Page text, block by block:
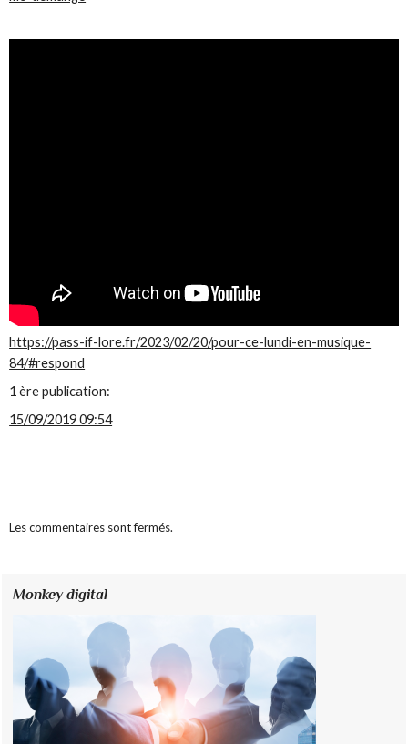
https://pass-if-lore.fr/2023/02/20/pour-ce-lundi-en-musique-
84/#respond
1 ère publication:
15/09/2019 09:54
Les commentaires sont fermés.
Monkey digital